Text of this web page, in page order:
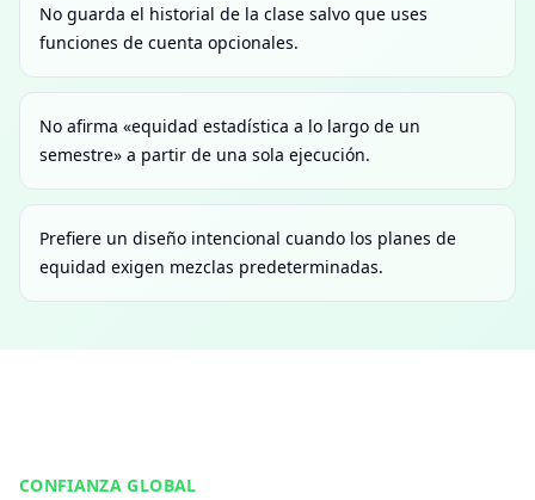
No guarda el historial de la clase salvo que uses
funciones de cuenta opcionales.
No afirma «equidad estadística a lo largo de un
semestre» a partir de una sola ejecución.
Prefiere un diseño intencional cuando los planes de
equidad exigen mezclas predeterminadas.
CONFIANZA GLOBAL